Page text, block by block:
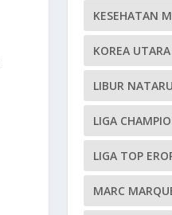
KESEHATAN
KOREA UTARA
LIBUR NATARU
LIGA
LIGA TOP
MARC